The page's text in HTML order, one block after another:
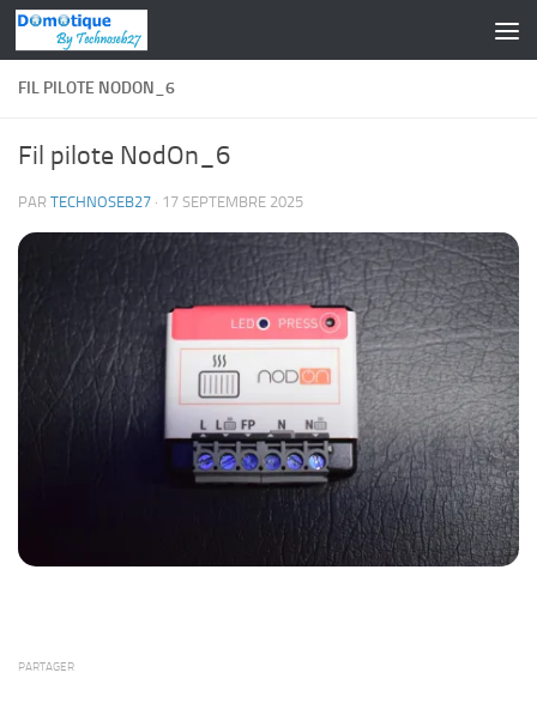
Skip to content
FIL PILOTE NODON_6
Fil pilote NodOn_6
PAR TECHNOSEB27 · 17 SEPTEMBRE 2025
PARTAGER